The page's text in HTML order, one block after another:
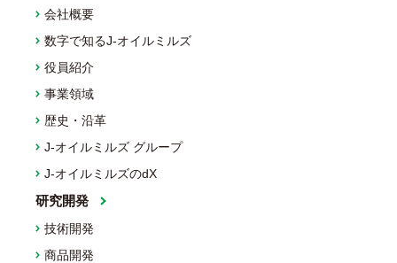
会社概要
数字で知るJ-オイルミルズ
役員紹介
事業領域
歴史・沿革
J-オイルミルズ グループ
J-オイルミルズのdX
研究開発
技術開発
商品開発